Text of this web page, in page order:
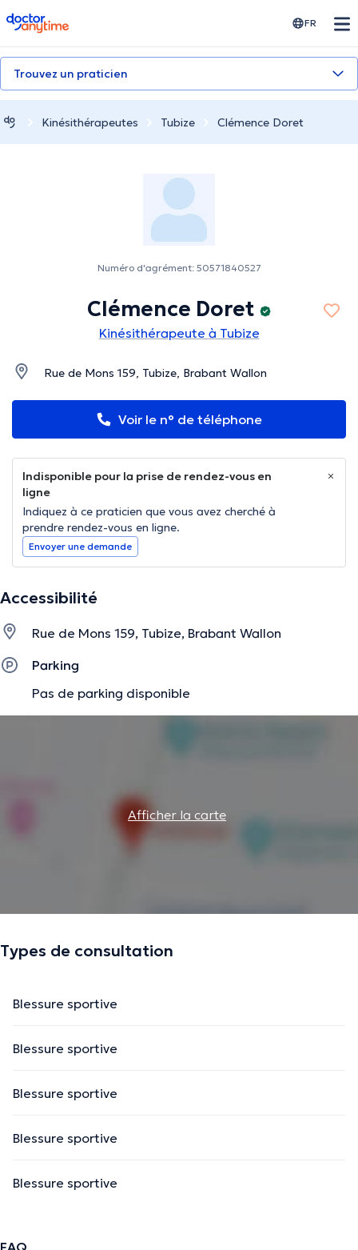
doctoranytime FR
Trouvez un praticien
Kinésithérapeutes Tubize Clémence Doret
Numéro d'agrément: 50571840527
Clémence Doret
Kinésithérapeute à Tubize
Rue de Mons 159, Tubize, Brabant Wallon
Voir le n° de téléphone
Indisponible pour la prise de rendez-vous en
ligne
Indiquez à ce praticien que vous avez cherché à
prendre rendez-vous en ligne.
Envoyer une demande
Accessibilité
Rue de Mons 159, Tubize, Brabant Wallon
Parking
Pas de parking disponible
Afficher la carte
Types de consultation
Blessure sportive
Blessure sportive
Blessure sportive
Blessure sportive
Blessure sportive
FAQ